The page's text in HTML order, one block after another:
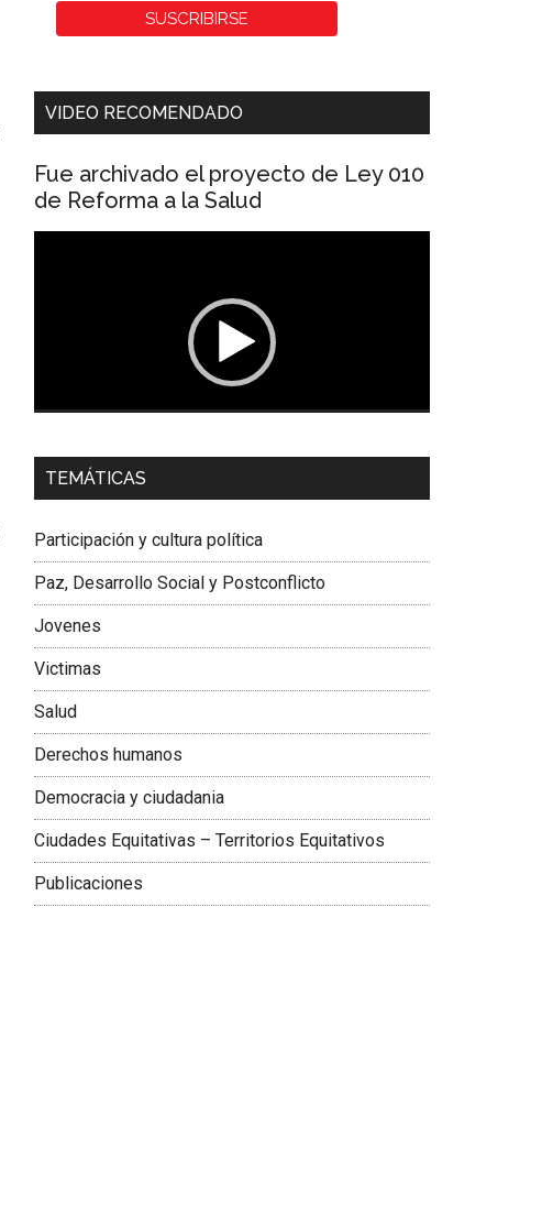
VIDEO RECOMENDADO
Fue archivado el proyecto de Ley 010
de Reforma a la Salud
Dra. Carolina Corcho Mejía,
Latinoamericana Sur, Vicepresidenta Federación
TEMÁTICAS
Participación y cultura política
Paz, Desarrollo Social y Postconflicto
Jovenes
Victimas
Salud
Derechos humanos
Democracia y ciudadania
Ciudades Equitativas – Territorios Equitativos
Publicaciones